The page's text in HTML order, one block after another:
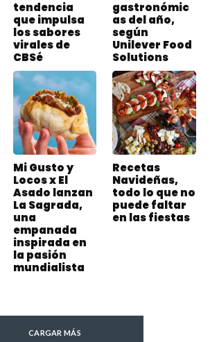
tendencia
que impulsa
los sabores
virales de
CBSé
gastronómic
as del año,
según
Unilever Food
Solutions
Mi Gusto y
Locos x El
Asado lanzan
La Sagrada,
una
empanada
inspirada en
la pasión
mundialista
Recetas
Navideñas,
todo lo que no
puede faltar
en las fiestas
CARGAR MÁS